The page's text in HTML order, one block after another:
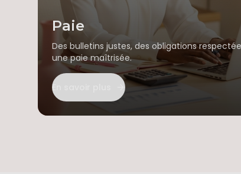
Paie
Des bulletins justes, des obligations
une paie maîtrisée.
En savoir plus